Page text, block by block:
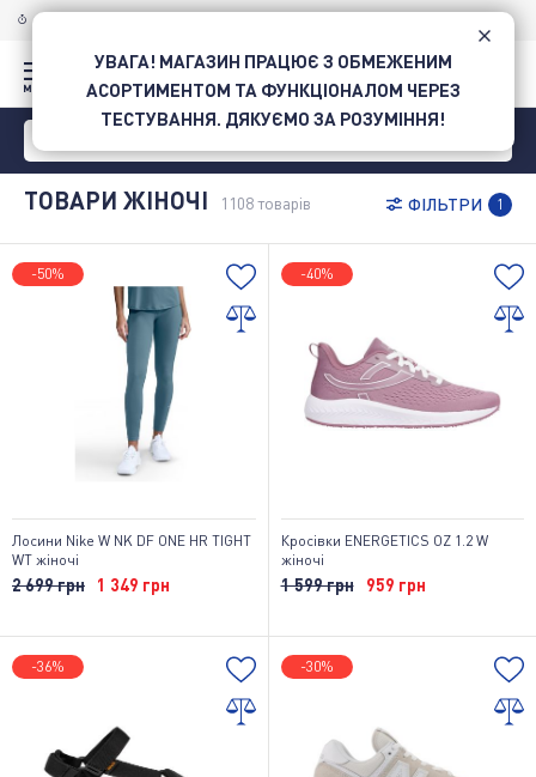
ДОСТАВКА ПО УКРАЇНІ
ТОВАРИ ЖІНОЧІ 1108товарів ФІЛЬТРИ 1
-50%
Лосини Nike W NK DF ONE HR TIGHT
WT жіночі
2 699 грн 1 349 грн
-40%
Кросівки ENERGETICS OZ 1.2 W
жіночі
1 599 грн 959 грн
-36% -30%
УВАГА! МАГАЗИН ПРАЦЮЄ З ОБМЕЖЕНИМ
АСОРТИМЕНТОМ ТА ФУНКЦІОНАЛОМ ЧЕРЕЗ
ТЕСТУВАННЯ. ДЯКУЄМО ЗА РОЗУМІННЯ!